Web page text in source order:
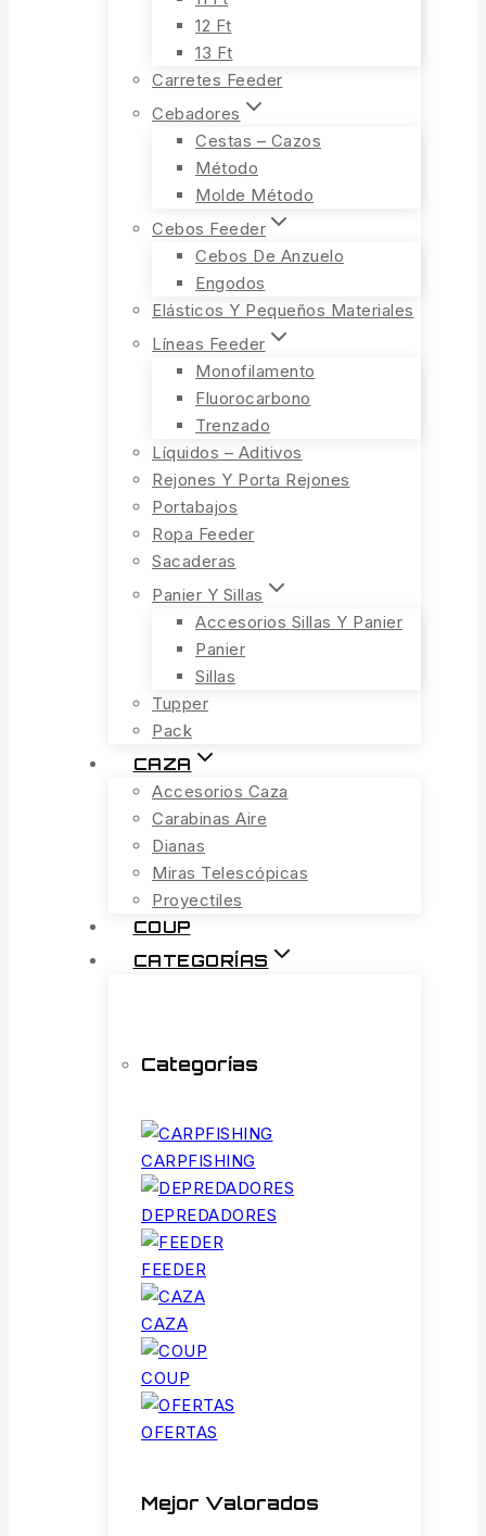
12 Ft
13 Ft
Carretes Feeder
Cebadores
Cestas – Cazos
Método
Molde Método
Cebos Feeder
Cebos De Anzuelo
Engodos
Elásticos Y Pequeños Materiales
Líneas Feeder
Monofilamento
Fluorocarbono
Trenzado
Líquidos – Aditivos
Rejones Y Porta Rejones
Portabajos
Ropa Feeder
Sacaderas
Panier Y Sillas
Accesorios Sillas Y Panier
Panier
Sillas
Tupper
Pack
CAZA
Accesorios Caza
Carabinas Aire
Dianas
Miras Telescópicas
Proyectiles
COUP
CATEGORÍAS
Categorías
CARPFISHING
DEPREDADORES
FEEDER
CAZA
COUP
OFERTAS
Mejor Valorados